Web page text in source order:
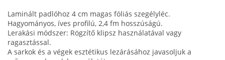
Laminált padlóhoz 4 cm magas fóliás szegélyléc.
Hagyományos, íves profilú, 2,4 fm hosszúságú.
Lerakási módszer: Rögzítő klipsz használatával vagy
ragasztással.
A sarkok és a végek esztétikus lezárásához javasoljuk a